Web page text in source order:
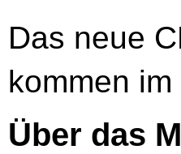
Das neue
kommen
Über das